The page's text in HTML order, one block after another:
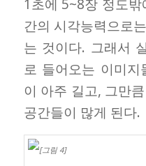
1초에 5~8장 정도
간의 시각능력으로
는 것이다. 그래서
로 들어오는 이미
이 아주 길고, 그만
공간들이 많게 된다.